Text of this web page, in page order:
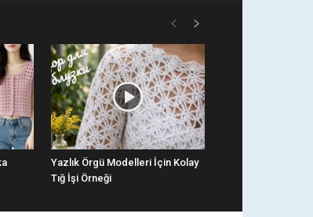
Yazlık Örgü Modelleri İçin Kolay
Tığ İşi Örneği